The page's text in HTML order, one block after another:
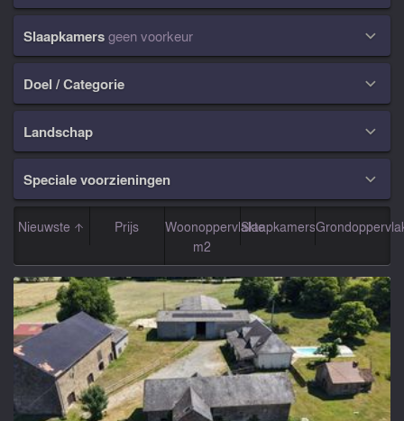
Slaapkamersgeen voorkeur 
Doel / Categorie 
Landschap 
Speciale voorzieningen 
Nieuwste Prijs
Woonoppervlakte
m2
Slaapkamers